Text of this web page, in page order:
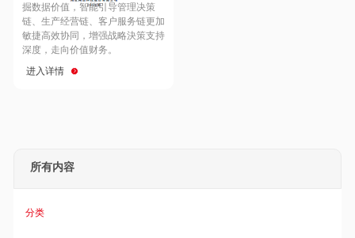
Hong Kong
掘数据价值，智能引导管理决策
链、生产经营链、客户服务链更加
敏捷高效协同，增强战略決策支持
深度，走向价值财务。
进入详情
所有内容
分类